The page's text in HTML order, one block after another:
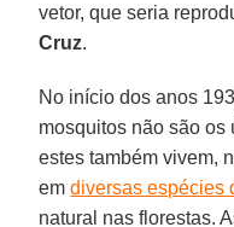
vetor, que seria
Cruz.
No início dos anos
mosquitos não são os
estes também vivem,
emdiversas espécies
natural nas florestas.